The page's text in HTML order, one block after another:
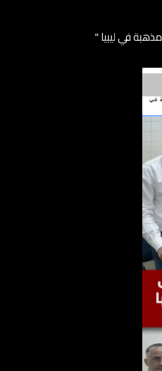
في ليبيا "